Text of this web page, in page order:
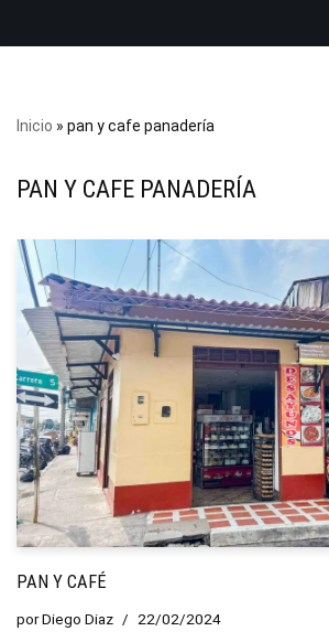
Inicio » pan y cafe panadería
PAN Y CAFE PANADERÍA
PAN Y CAFÉ
porDiego Diaz 22/02/2024